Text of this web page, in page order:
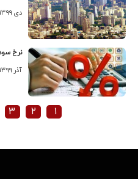
۱۷ دی ۱۳۹۹
نرخ سود
۲۲ آذر ۱۳۹۹
۱ ۲ ۳